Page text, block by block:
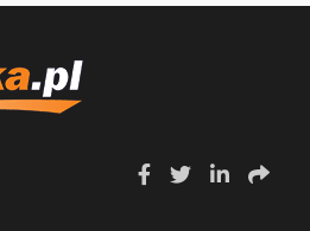
fa
fa
fa
fa